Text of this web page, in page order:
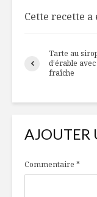
Cette recette a
Tarte au
d’érable
fraîche
AJOUTER
Commentaire *